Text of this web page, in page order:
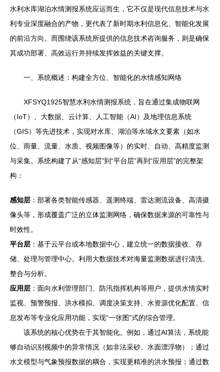
水利水库湖泊水情测报系统应运而生，它不仅是现代信息技术与水
利专业深度融合的产物，更代表了新时期水利信息化、智能化发展
的前沿方向。而围绕该系统所提供的信息技术咨询服务，则是确保
其成功部署、高效运行并持续发挥效益的关键支撑。
一、系统概述：构建全方位、智能化的水情感知网络
XFSYQ1925智慧水利水情测报系统，旨在通过集成物联网
（IoT）、大数据、云计算、人工智能（AI）及地理信息系统
（GIS）等先进技术，实现对水库、湖泊等水域水文要素（如水
位、雨量、流量、水质、视频图像等）的实时、自动、高精度监测
与采集。系统构建了从“感知层”到“平台层”再到“应用层”的完整架
构：
感知层 ：部署各类智能传感器、遥测终端、雷达测流设备、高清摄
像头等，形成覆盖广泛的立体监测网络，确保数据来源的可靠性与
时效性。
平台层 ：基于云平台或本地数据中心，建立统一的数据接收、存
储、处理与管理中心。利用大数据技术对海量监测数据进行清洗、
整合与分析。
应用层 ：面向水利管理部门、防汛指挥机构等用户，提供水情实时
监视、预警预报、洪水模拟、调度决策支持、水资源优化配置、信
息发布等专业化应用功能，实现“一张图”式的综合管理。
该系统的核心优势在于其智能化。例如，通过AI算法，系统能
够自动识别视频中的异常情况（如非法采砂、水面漂浮物）；通过
水文模型与气象预报数据的耦合，实现更精准的洪水预报；通过数